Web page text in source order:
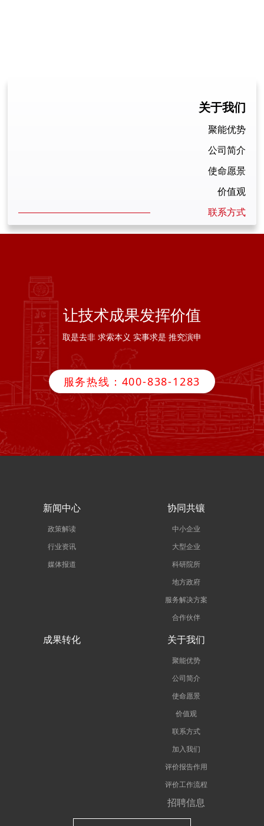
关于我们
聚能优势
公司简介
使命愿景
价值观
联系方式
加入我们
让技术成果发挥价值
取是去非 求索本义 实事求是 推究演申
服务热线：400-838-1283
新闻中心
政策解读
行业资讯
媒体报道
协同共镶
中小企业
大型企业
科研院所
地方政府
服务解决方案
合作伙伴
成果转化 关于我们
聚能优势
公司简介
使命愿景
价值观
联系方式
加入我们
评价报告作用
评价工作流程
招聘信息